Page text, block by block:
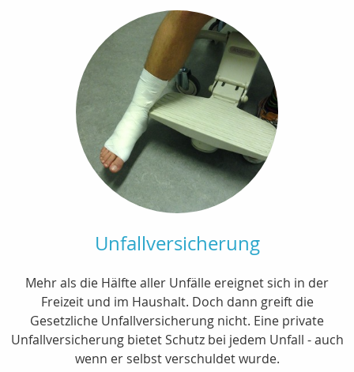
Unfallversicherung
Mehr als die Hälfte aller Unfälle ereignet sich in der
Freizeit und im Haushalt. Doch dann greift die
Gesetzliche Unfallversicherung nicht. Eine private
Unfallversicherung bietet Schutz bei jedem Unfall - auch
wenn er selbst verschuldet wurde.